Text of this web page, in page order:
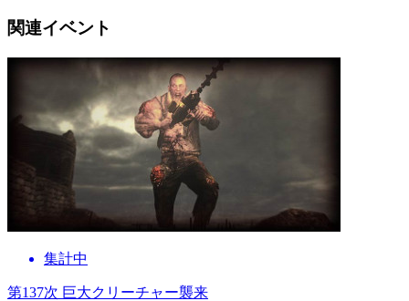
関連イベント
集計中
第137次 巨大クリーチャー襲来